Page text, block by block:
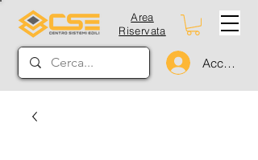
Area
Riservata
Accedi